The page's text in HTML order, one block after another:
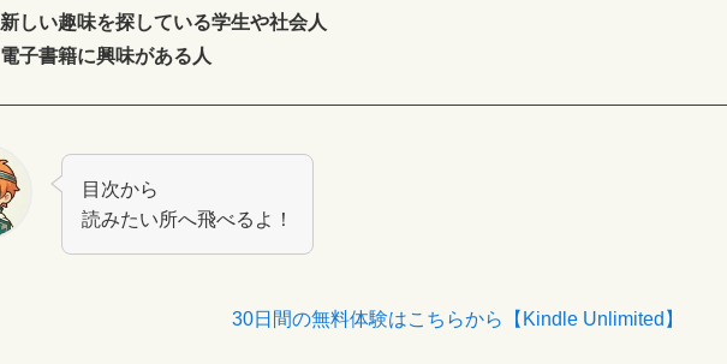
新しい趣味を探している学生や社会人
電子書籍に興味がある人
目次から
読みたい所へ飛べるよ！
30日間の無料体験はこちらから【Kindle Unlimited】